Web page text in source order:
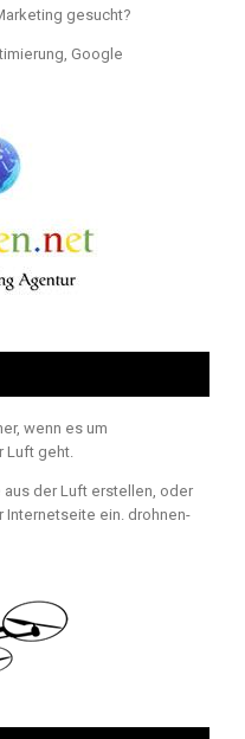
gesucht?
Google
wenn es um
Luft geht.
der Luft erstellen, oder
Internetseite ein. drohnen-